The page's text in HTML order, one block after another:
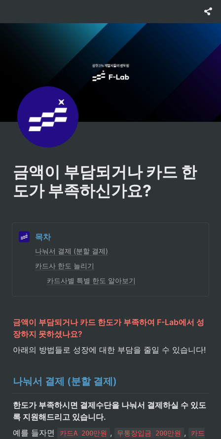
금액이 부담되거나 카드 한
도가 부족하신가요?
목차
나눠서 결제 (분할 결제)
카드사 한도 늘리기
카드사별 특별 한도 알아보기
금액이 부담되거나 카드 한도가 부족하여 F-Lab에서 성
장하지 못하셨나요?
아래의 방법들로 성장에 대한 부담을 줄일 수 있습니다!
나눠서 결제 (분할 결제)
한도가 부족하시면 결제수단을 나눠서 결제하실 수 있도
록 지원해드리고 있습니다.
예를 들자면
카드A 200만원 , 무통장입금 200만원 ,
카드